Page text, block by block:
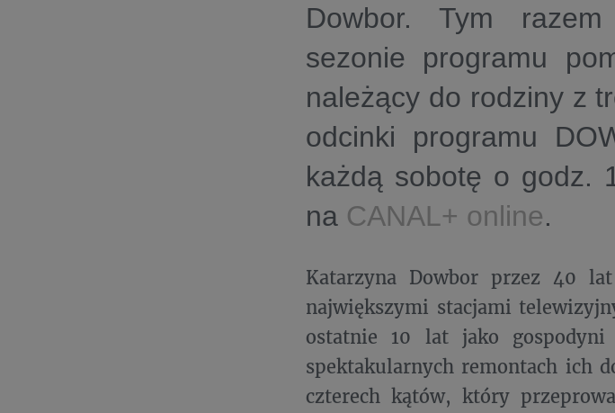
Dowbor. Tym
sezonie programu
należący do rodziny z
odcinki programu
każdą sobotę o godz.
na CANAL+ online.
Katarzyna Dowbor przez 40
największymi stacjami
ostatnie 10 lat jako gospodyni
spektakularnych remontach ich
czterech kątów, który